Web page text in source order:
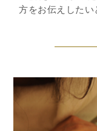
方をお伝えしたい